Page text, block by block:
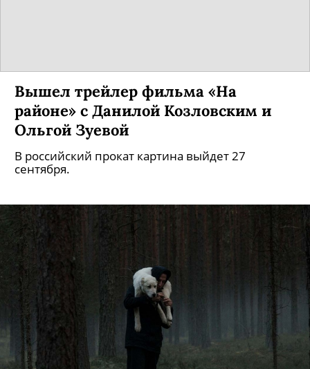
Вышел трейлер фильма «На
районе» с Данилой Козловским и
Ольгой Зуевой
В российский прокат картина выйдет 27
сентября.